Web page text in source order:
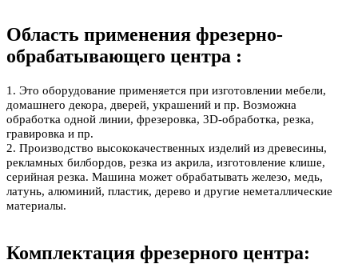
Область применения фрезерно-
обрабатывающего центра :
1. Это оборудование применяется при изготовлении мебели,
домашнего декора, дверей, украшений и пр. Возможна
обработка одной линии, фрезеровка, 3D-обработка, резка,
гравировка и пр.
2. Производство высококачественных изделий из древесины,
рекламных билбордов, резка из акрила, изготовление клише,
серийная резка. Машина может обрабатывать железо, медь,
латунь, алюминий, пластик, дерево и другие неметаллические
материалы.
Комплектация фрезерного центра: